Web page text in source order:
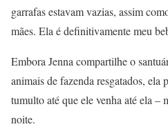
garrafas estavam vazias, assim
mães. Ela é definitivamente meu
Embora Jenna compartilhe o
animais de fazenda resgatados, ela
tumulto até que ele venha até ela –
noite.